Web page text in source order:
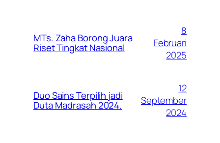
MTs. Zaha Borong Juara
Riset Tingkat Nasional
8
Februari
2025
Duo Sains Terpilih jadi
Duta Madrasah 2024.
12
September
2024